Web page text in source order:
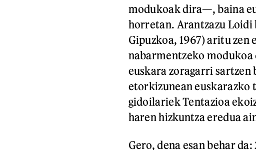
modukoak dira—, baina
horretan. Arantzazu
Gipuzkoa, 1967) aritu zen
nabarmentzeko modukoa
euskara zoragarri
etorkizunean euskarazko
gidoilariek Tentazioa
haren hizkuntza eredua
Gero, dena esan behar